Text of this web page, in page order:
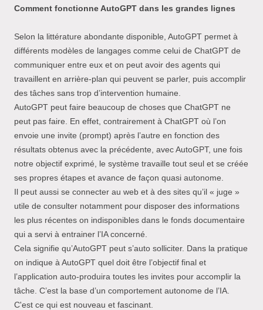
Comment fonctionne AutoGPT dans les grandes lignes
Selon la littérature abondante disponible, AutoGPT permet à
différents modèles de langages comme celui de ChatGPT de
communiquer entre eux et on peut avoir des agents qui
travaillent en arrière-plan qui peuvent se parler, puis accomplir
des tâches sans trop d’intervention humaine.
AutoGPT peut faire beaucoup de choses que ChatGPT ne
peut pas faire. En effet, contrairement à ChatGPT où l’on
envoie une invite (prompt) après l’autre en fonction des
résultats obtenus avec la précédente, avec AutoGPT, une fois
notre objectif exprimé, le système travaille tout seul et se créée
ses propres étapes et avance de façon quasi autonome.
Il peut aussi se connecter au web et à des sites qu’il « juge »
utile de consulter notamment pour disposer des informations
les plus récentes on indisponibles dans le fonds documentaire
qui a servi à entrainer l’IA concerné.
Cela signifie qu’AutoGPT peut s’auto solliciter. Dans la pratique
on indique à AutoGPT quel doit être l’objectif final et
l’application auto-produira toutes les invites pour accomplir la
tâche. C’est la base d’un comportement autonome de l’IA.
C'est ce qui est nouveau et fascinant.